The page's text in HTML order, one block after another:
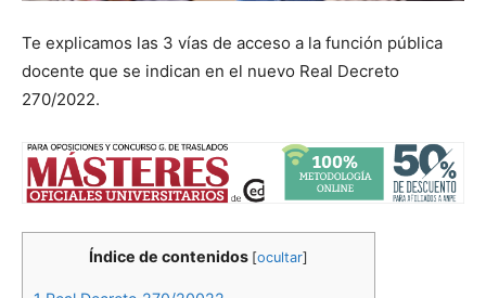
Te explicamos las 3 vías de acceso a la función pública
docente que se indican en el nuevo Real Decreto
270/2022.
Índice de contenidos [ocultar]